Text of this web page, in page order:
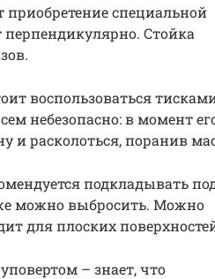
специальной
перпендикулярно. Стойка
воспользоваться
небезопасно: в момент
и расколоться, поранив
подкладывать
можно выбросить. Можно
для плоских
– знает, что